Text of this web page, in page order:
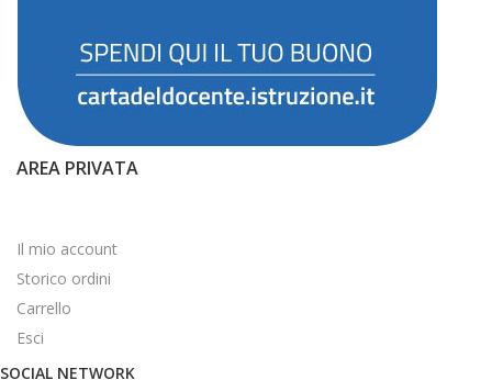
AREA PRIVATA
Il mio account
Storico ordini
Carrello
Esci
SOCIAL NETWORK